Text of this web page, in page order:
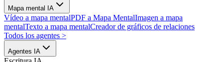
Mapa mental IA
Vídeo a mapa mentalPDF a Mapa MentalImagen a mapa
mentalTexto a mapa mentalCreador de gráficos de relaciones
Todos los agentes >
Agentes IA